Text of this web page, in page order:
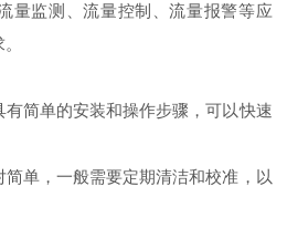
监测、流量控制、流量报警等应
简单的安装和操作步骤，可以快速
单，一般需要定期清洁和校准，以